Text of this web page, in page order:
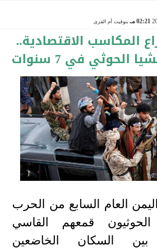
02:21 مـ بتوقيت أم القرى
المكاسب الاقتصادية..
الحوثي في 7 سنوات
العام السابع من الحرب
قمعهم القاسي
بين السكان الخاضعين